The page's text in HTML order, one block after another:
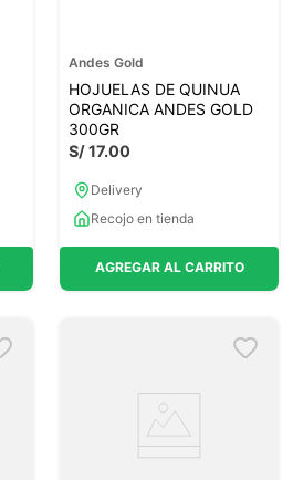
Andes Gold
HOJUELAS DE QUINUA
ORGANICA ANDES GOLD
300GR
S/17.00
Delivery
Recojo en tienda
AGREGAR AL CARRITO